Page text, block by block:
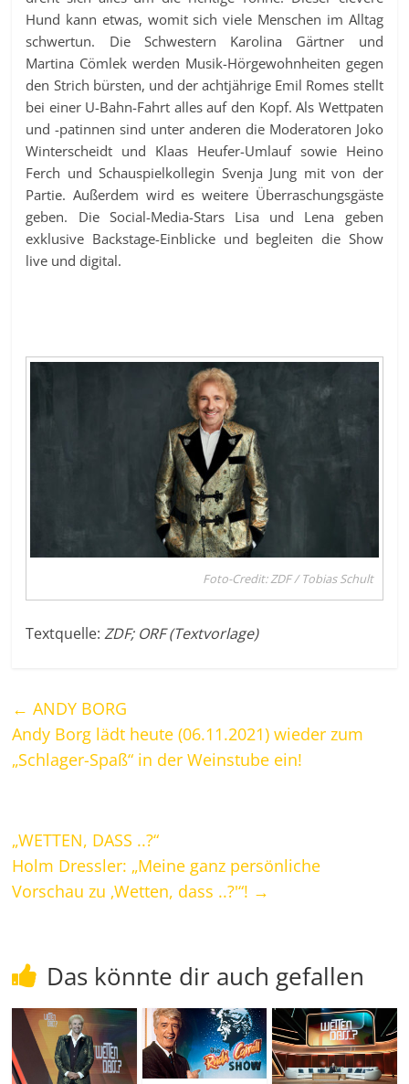
Hund kann etwas, womit sich viele Menschen im Alltag
schwertun. Die Schwestern Karolina Gärtner und
Martina Cömlek werden Musik-Hörgewohnheiten gegen
den Strich bürsten, und der achtjährige Emil Romes stellt
bei einer U-Bahn-Fahrt alles auf den Kopf. Als Wettpaten
und -patinnen sind unter anderen die Moderatoren Joko
Winterscheidt und Klaas Heufer-Umlauf sowie Heino
Ferch und Schauspielkollegin Svenja Jung mit von der
Partie. Außerdem wird es weitere Überraschungsgäste
geben. Die Social-Media-Stars Lisa und Lena geben
exklusive Backstage-Einblicke und begleiten die Show
live und digital.
Foto-Credit: ZDF / Tobias Schult
Textquelle:ZDF; ORF (Textvorlage)
← ANDY BORG
Andy Borg lädt heute (06.11.2021) wieder zum
„Schlager-Spaß“ in der Weinstube ein!
„WETTEN, DASS ..?“
Holm Dressler: „Meine ganz persönliche
Vorschau zu ‚Wetten, dass ..?'“! →
Das könnte dir auch gefallen